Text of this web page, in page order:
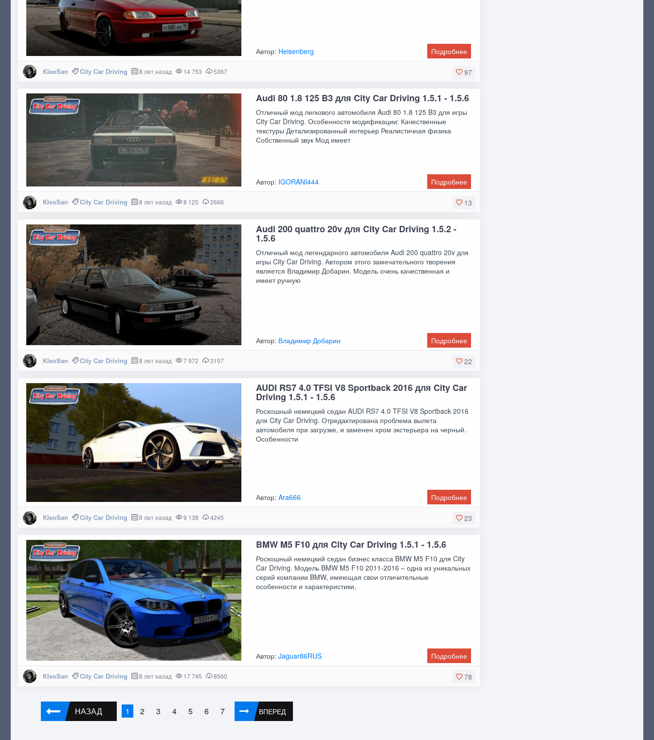
Автор: Heisenberg Подробнее
97
KleoSan City Car Driving 8 лет назад 14 753 5367
Audi 80 1.8 125 B3 для City Car Driving 1.5.1 - 1.5.6
Отличный мод легкового автомобиля Audi 80 1.8 125 B3 для игры
City Car Driving. Особенности модификации: Качественные
текстуры Детализированный интерьер Реалистичная физика
Собственный звук Мод имеет
Автор: IGORANI444 Подробнее
13
KleoSan City Car Driving 8 лет назад 8 125 2666
Audi 200 quattro 20v для City Car Driving 1.5.2 -
1.5.6
Отличный мод легендарного автомобиля Audi 200 quattro 20v для
игры City Car Driving. Автором этого замечательного творения
является Владимир Добарин. Модель очень качественная и
имеет ручную
Автор: Владимир Добарин Подробнее
22
KleoSan City Car Driving 8 лет назад 7 972 3197
AUDI RS7 4.0 TFSI V8 Sportback 2016 для City Car
Driving 1.5.1 - 1.5.6
Роскошный немецкий седан AUDI RS7 4.0 TFSI V8 Sportback 2016
для City Car Driving. Отредактирована проблема вылета
автомобиля при загрузке, и заменен хром экстерьера на черный.
Особенности
Автор:Ara666 Подробнее
23
KleoSan City Car Driving 8 лет назад 9 138 4245
BMW M5 F10 для City Car Driving 1.5.1 - 1.5.6
Роскошный немецкий седан бизнес класса BMW M5 F10 для City
Car Driving. Модель BMW M5 F10 2011-2016 – одна из уникальных
серий компании BMW, имеющая свои отличительные
особенности и характеристики,
Автор:Jaguar86RUS Подробнее
78
KleoSan City Car Driving 8 лет назад 17 745 8560
НАЗАД 1 2 3 4 5 6 7 ВПЕРЕД